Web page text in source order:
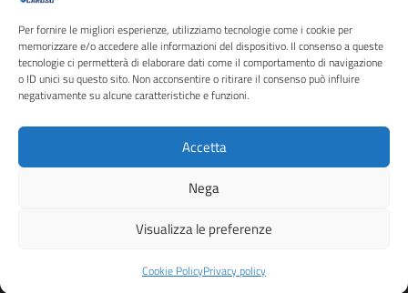
Per fornire le migliori esperienze, utilizziamo tecnologie come i cookie per
memorizzare e/o accedere alle informazioni del dispositivo. Il consenso a queste
tecnologie ci permetterà di elaborare dati come il comportamento di navigazione
o ID unici su questo sito. Non acconsentire o ritirare il consenso può influire
negativamente su alcune caratteristiche e funzioni.
Accetta
Nega
Visualizza le preferenze
Cookie PolicyPrivacy policy
Indirizzo:Via John Fitzgerald Kennedy 2 - 91011 - Alcamo (TP)
Centralino:0924507600 Email:tptd02000x@istruzione.it
Posta elettronica certificata (PEC):tptd02000x@pec.istruzione.it
Codice meccanografico:
Codice unico di fatturazione (CUF): UFCB1B
Idea e progetto di Designers Italia